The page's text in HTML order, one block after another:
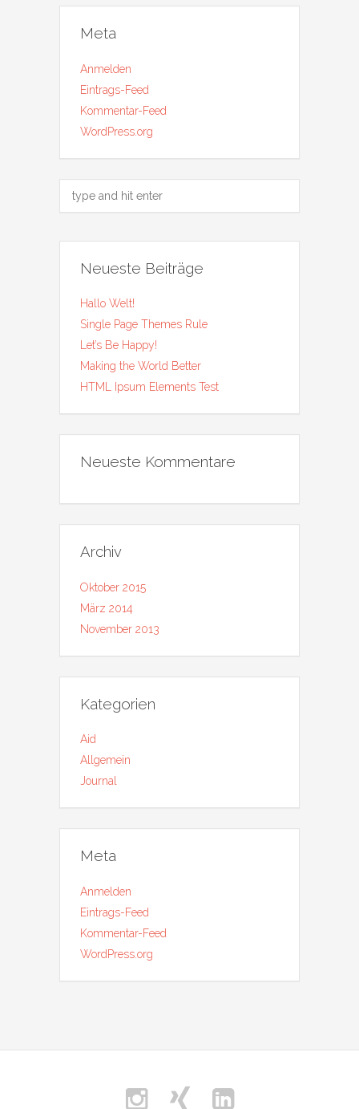
Meta
Anmelden
Eintrags-Feed
Kommentar-Feed
WordPress.org
Neueste Beiträge
Hallo Welt!
Single Page Themes Rule
Let’s Be Happy!
Making the World Better
HTML Ipsum Elements Test
Neueste Kommentare
Archiv
Oktober 2015
März 2014
November 2013
Kategorien
Aid
Allgemein
Journal
Meta
Anmelden
Eintrags-Feed
Kommentar-Feed
WordPress.org